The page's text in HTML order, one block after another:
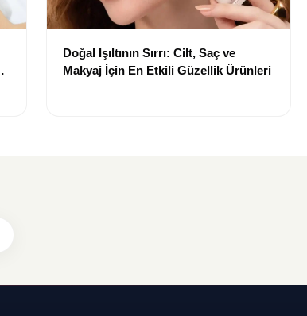
Doğal Işıltının Sırrı: Cilt, Saç ve
Makyaj İçin En Etkili Güzellik Ürünleri